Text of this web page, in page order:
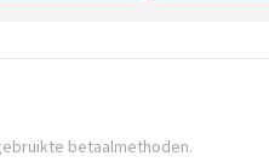
betaalmethoden.